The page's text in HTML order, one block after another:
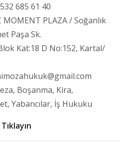
61 40
PLAZA / Soğanlık
Paşa Sk.
No:152, Kartal/
Boşanma, Kira,
Yabancılar, İş Hukuku
Tıklayın